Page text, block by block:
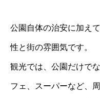
公園自体の治安に加え
性と街の雰囲気です。
観光では、公園だけで
フェ、スーパーなど、